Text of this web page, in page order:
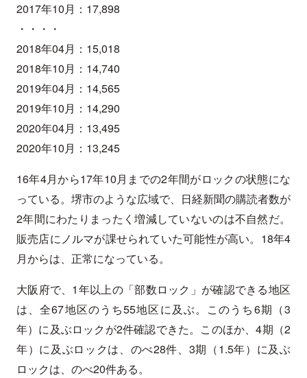
2017年10月：17,898
・・・・
2018年04月：15,018
2018年10月：14,740
2019年04月：14,565
2019年10月：14,290
2020年04月：13,495
2020年10月：13,245
16年4月から17年10月までの2年間がロックの状態にな
っている。堺市のような広域で、日経新聞の購読者数が
2年間にわたりまったく増減していないのは不自然だ。
販売店にノルマが課せられていた可能性が高い。18年4
月からは、正常になっている。
大阪府で、1年以上の「部数ロック」が確認できる地区
は、全67地区のうち55地区に及ぶ。このうち6期（3
年）に及ぶロックが2件確認できた。このほか、4期（2
年）に及ぶロックは、のべ28件、3期（1.5年）に及ぶ
ロックは、のべ20件ある。